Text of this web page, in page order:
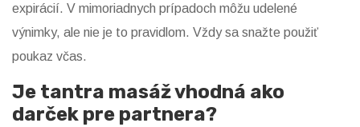
expirácií. V mimoriadnych prípadoch môžu udelené
výnimky, ale nie je to pravidlom. Vždy sa snažte použiť
poukaz včas.
Je tantra masáž vhodná ako
darček pre partnera?